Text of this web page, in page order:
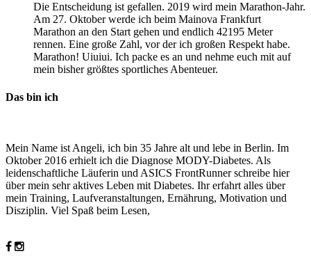
Die Entscheidung ist gefallen. 2019 wird mein Marathon-Jahr.
Am 27. Oktober werde ich beim Mainova Frankfurt
Marathon an den Start gehen und endlich 42195 Meter
rennen. Eine große Zahl, vor der ich großen Respekt habe.
Marathon! Uiuiui. Ich packe es an und nehme euch mit auf
mein bisher größtes sportliches Abenteuer.
Das bin ich
Mein Name ist Angeli, ich bin 35 Jahre alt und lebe in Berlin. Im
Oktober 2016 erhielt ich die Diagnose MODY-Diabetes. Als
leidenschaftliche Läuferin und ASICS FrontRunner schreibe hier
über mein sehr aktives Leben mit Diabetes. Ihr erfahrt alles über
mein Training, Laufveranstaltungen, Ernährung, Motivation und
Disziplin. Viel Spaß beim Lesen,